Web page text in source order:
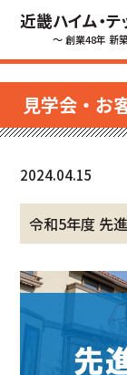
近畿ハイム・
～ 創業48年 新
見学会・お
2024.04.15
令和5年度 先